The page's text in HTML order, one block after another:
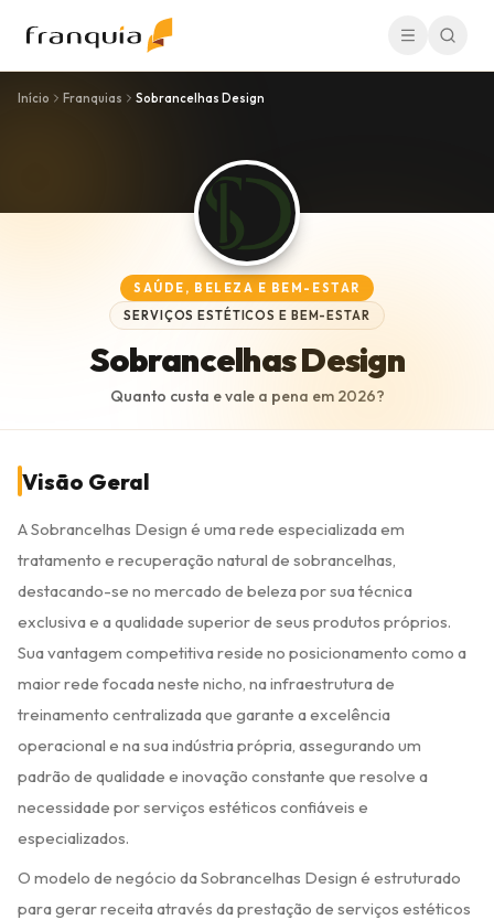
Início Franquias Sobrancelhas Design
SAÚDE, BELEZA E BEM-ESTAR
SERVIÇOS ESTÉTICOS E BEM-ESTAR
Sobrancelhas Design
Quanto custa e vale a pena em 2026?
Visão Geral
A Sobrancelhas Design é uma rede especializada em
tratamento e recuperação natural de sobrancelhas,
destacando-se no mercado de beleza por sua técnica
exclusiva e a qualidade superior de seus produtos próprios.
Sua vantagem competitiva reside no posicionamento como a
maior rede focada neste nicho, na infraestrutura de
treinamento centralizada que garante a excelência
operacional e na sua indústria própria, assegurando um
padrão de qualidade e inovação constante que resolve a
necessidade por serviços estéticos confiáveis e
especializados.
O modelo de negócio da Sobrancelhas Design é estruturado
para gerar receita através da prestação de serviços estéticos